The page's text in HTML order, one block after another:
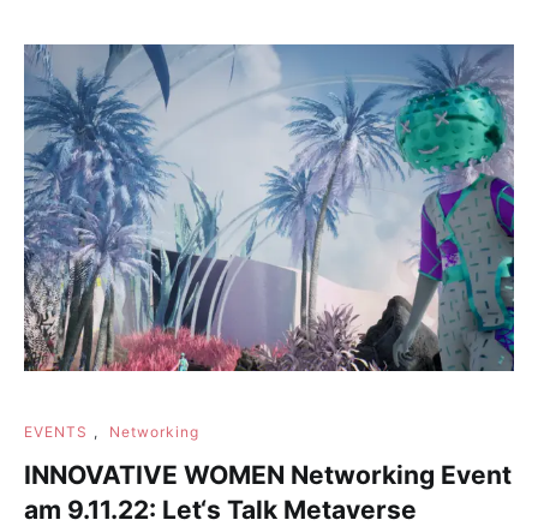
EVENTS , Networking
INNOVATIVE WOMEN Networking Event
am 9.11.22: Let‘s Talk Metaverse